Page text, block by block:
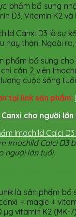
phẩm bổ sung
D3, Vitamin K2
Canxi D3 là sự
hay thận. Ngoài
phẩm bổ sung
cần 2 viên
cuộc sống
tại link sản phẩm:
Canxi cho người
Imochild Calci D3
người lớn tuổi​
là sản phẩm
+ magie +
µg vitamin K2 (MK-